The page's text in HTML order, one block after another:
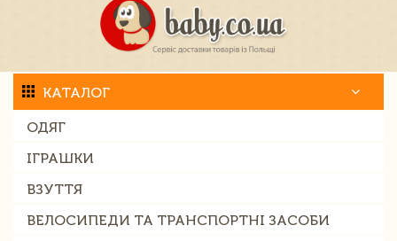
КАТАЛОГ
ОДЯГ
ІГРАШКИ
ВЗУТТЯ
ВЕЛОСИПЕДИ ТА ТРАНСПОРТНІ ЗАСОБИ